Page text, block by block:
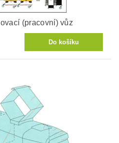
(pracovní) vůz